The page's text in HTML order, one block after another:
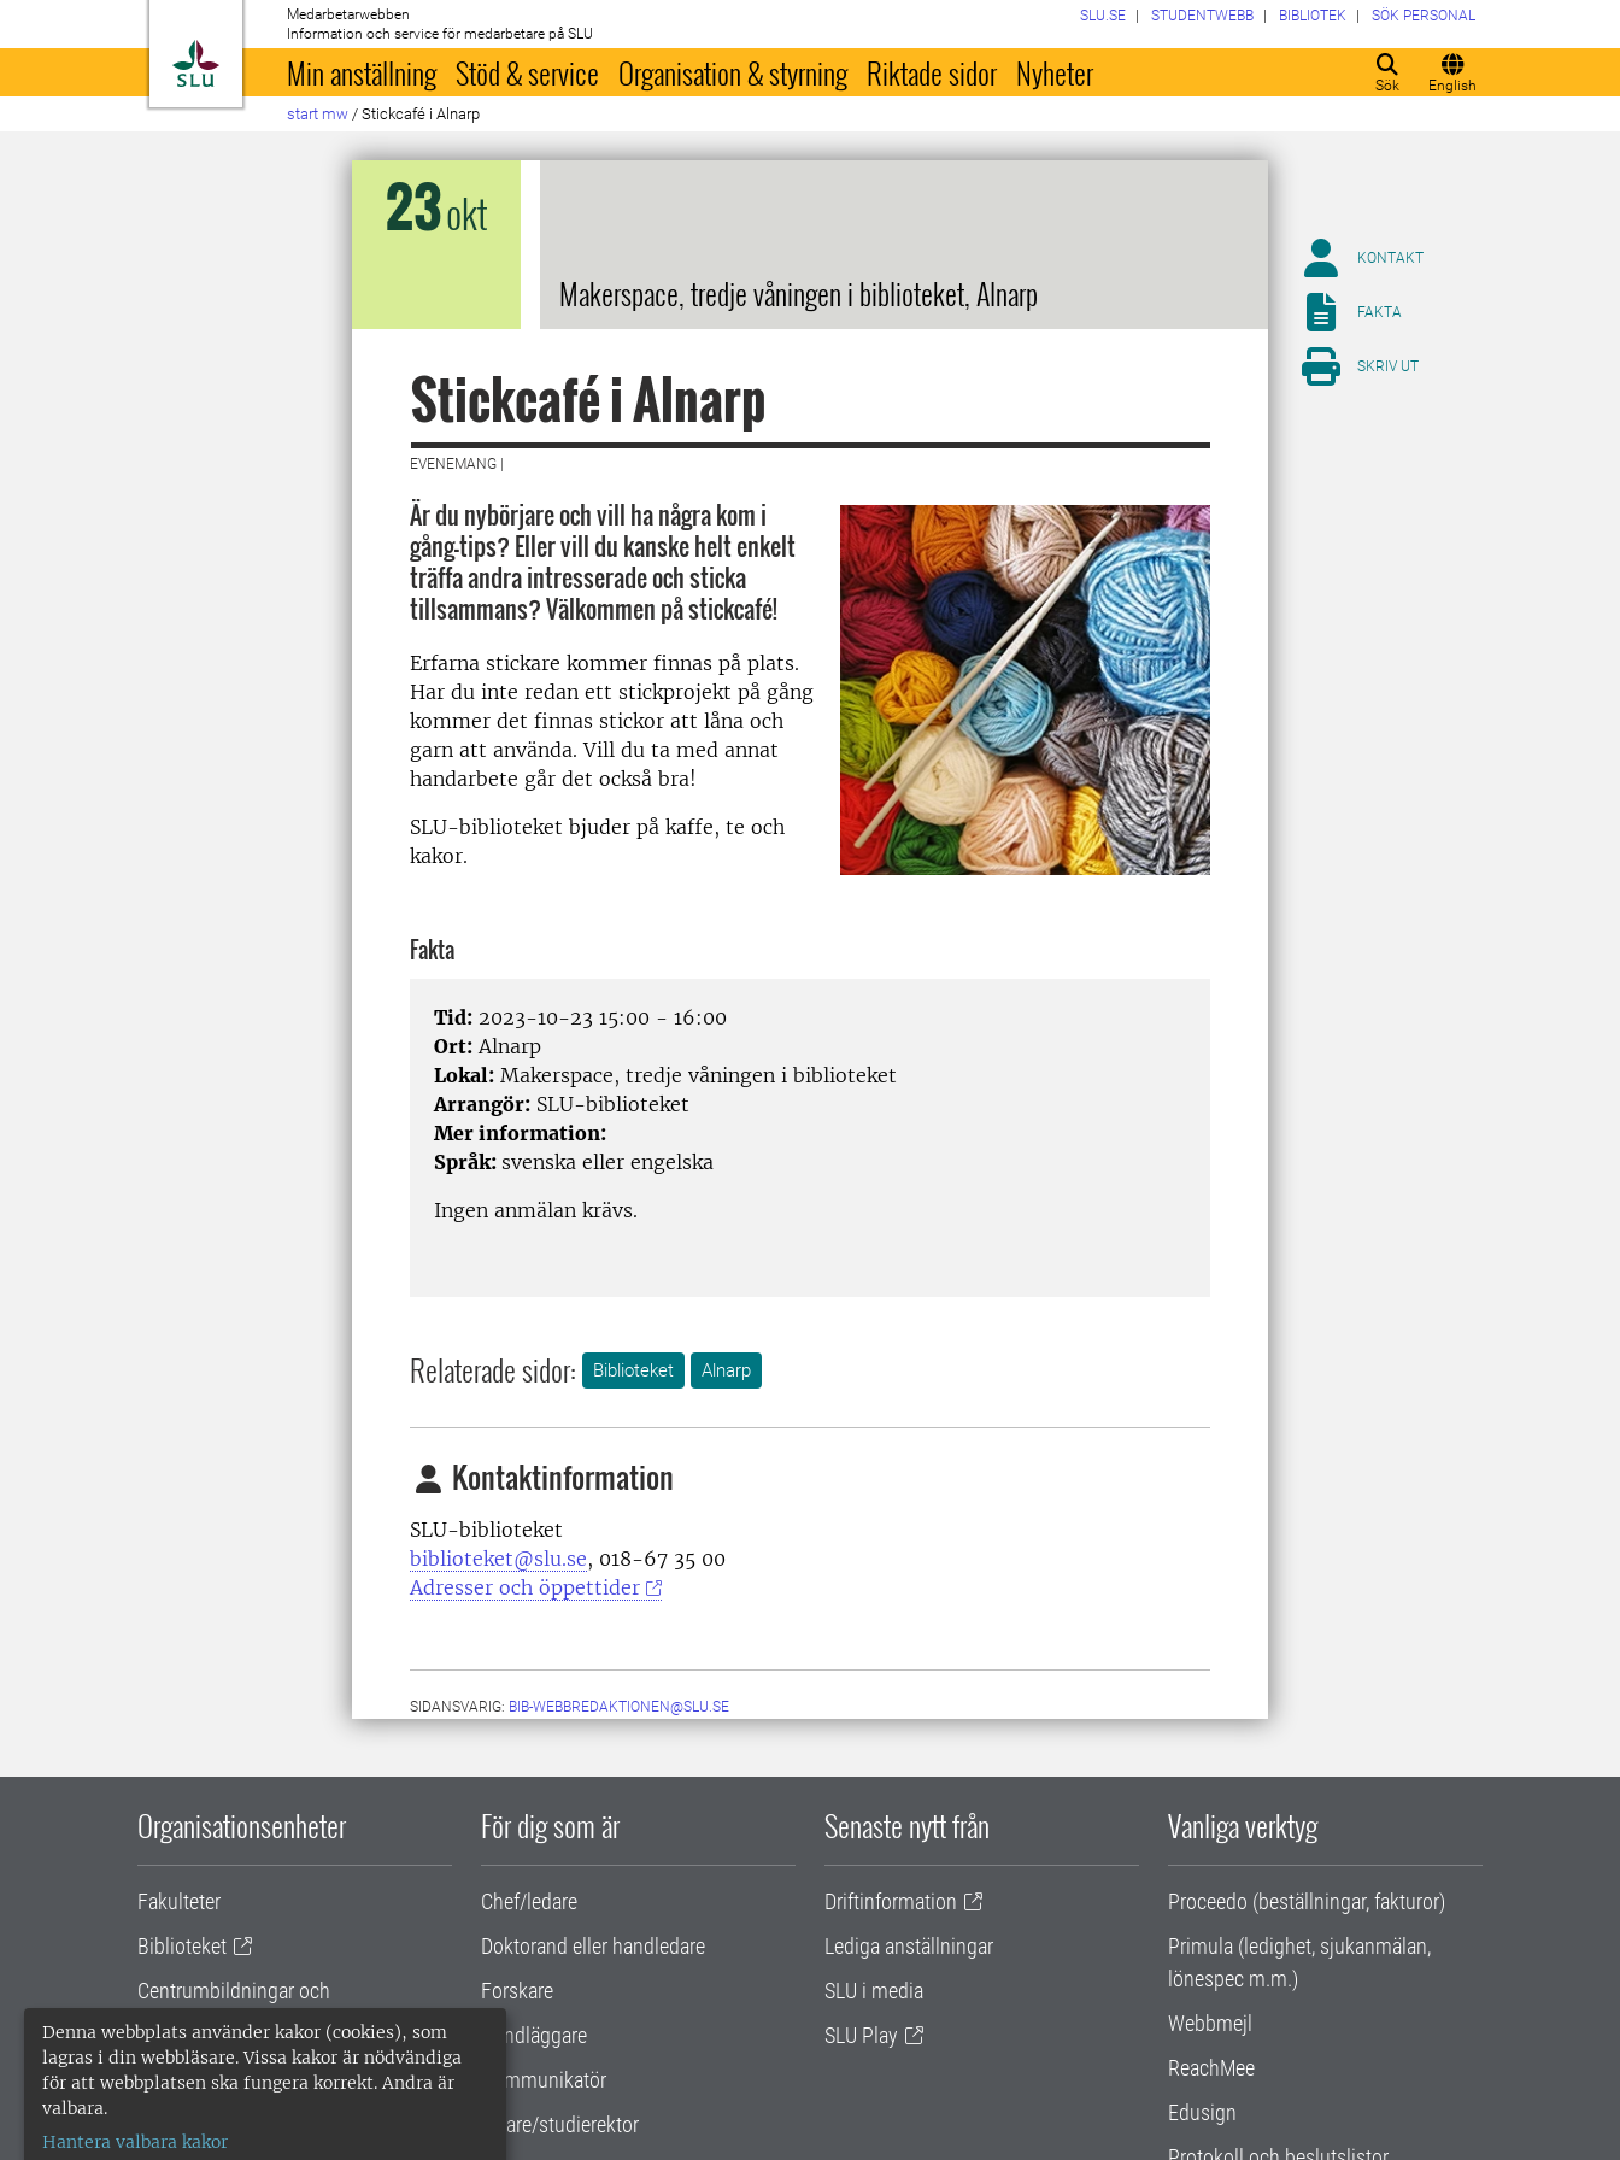
Denna webbplats använder kakor (cookies), som
lagras i din webbläsare. Vissa kakor är nödvändiga
för att webbplatsen ska fungera korrekt. Andra är
valbara.
Hantera valbara kakor
Till startsida
Medarbetarwebben
Information och service för medarbetare på SLU
Sök English
SLU.SE STUDENTWEBB BIBLIOTEK SÖK PERSONAL
Min anställning Stöd & service Organisation & styrning Riktade sidor Nyheter
start mw / Stickcafé i Alnarp
23okt
Makerspace, tredje våningen i biblioteket, Alnarp
Stickcafé i Alnarp
EVENEMANG |
Är du nybörjare och vill ha några kom i
gång-tips? Eller vill du kanske helt enkelt
träffa andra intresserade och sticka
tillsammans? Välkommen på stickcafé!
Erfarna stickare kommer finnas på plats.
Har du inte redan ett stickprojekt på gång
kommer det finnas stickor att låna och
garn att använda. Vill du ta med annat
handarbete går det också bra!
SLU-biblioteket bjuder på kaffe, te och
kakor.
Fakta
Tid: 2023-10-23 15:00 - 16:00
Ort: Alnarp
Lokal: Makerspace, tredje våningen i biblioteket
Arrangör: SLU-biblioteket
Mer information:
Språk: svenska eller engelska
Ingen anmälan krävs.
Relaterade sidor: Biblioteket Alnarp
Kontaktinformation
SLU-biblioteket
biblioteket@slu.se, 018-67 35 00
Adresser och öppettider
SIDANSVARIG: BIB-WEBBREDAKTIONEN@SLU.SE
KONTAKT
FAKTA
SKRIV UT
Organisationsenheter
Fakulteter
Biblioteket
Centrumbildningar och
samarbetsprojekt
Gemensamma verksamhetsstödet
För dig som är
Chef/ledare
Doktorand eller handledare
Forskare
Handläggare
Kommunikatör
Lärare/studierektor
Senaste nytt från
Driftinformation
Lediga anställningar
SLU i media
SLU Play
Vanliga verktyg
Proceedo (beställningar, fakturor)
Primula (ledighet, sjukanmälan,
lönespec m.m.)
Webbmejl
ReachMee
Edusign